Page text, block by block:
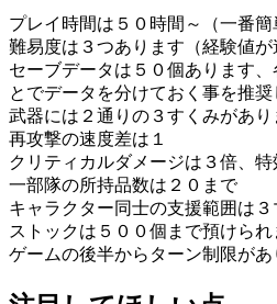
プレイ時間は５０時間～（一番簡
難易度は３つあります（経験値が
セーブデータは５０個あります
とでデータを分けておく事を推奨
武器には２通りの３すくみがあり
再攻撃の速度差は１
クリティカルダメージは３倍、
一部隊の所持品数は２０まで
キャラクター同士の支援範囲は３
ストックは５００個まで預けられ
ゲームの後半からターン制限があ